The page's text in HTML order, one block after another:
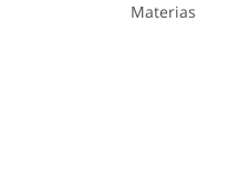
Materias